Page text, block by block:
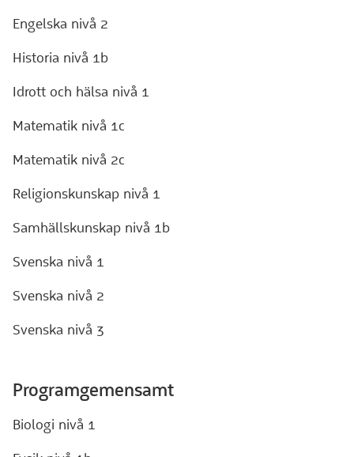
Engelska nivå 2
Historia nivå 1b
Idrott och hälsa nivå 1
Matematik nivå 1c
Matematik nivå 2c
Religionskunskap nivå 1
Samhällskunskap nivå 1b
Svenska nivå 1
Svenska nivå 2
Svenska nivå 3
Programgemensamt
Biologi nivå 1